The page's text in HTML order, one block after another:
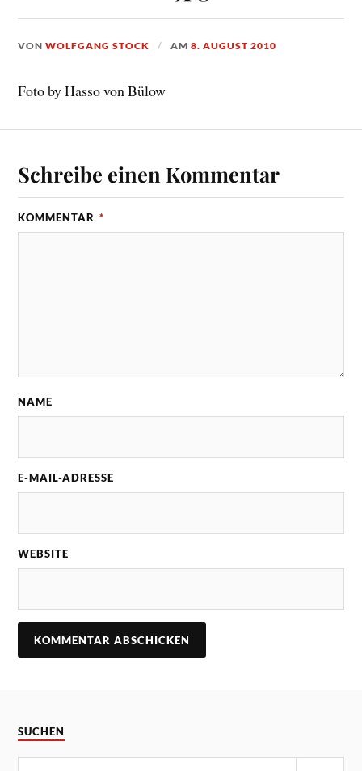
VONWOLFGANG STOCK AM8. AUGUST 2010
Foto by Hasso von Bülow
Schreibe einen Kommentar
KOMMENTAR *
NAME
E-MAIL-ADRESSE
WEBSITE
SUCHEN